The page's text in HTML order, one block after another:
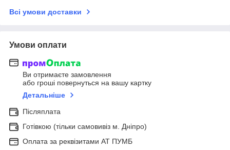
Всі умови доставки
Умови оплати
Ви отримаєте замовлення
або гроші повернуться на вашу картку
Детальніше
Післяплата
Готівкою (тільки самовивіз м. Дніпро)
Оплата за реквізитами АТ ПУМБ